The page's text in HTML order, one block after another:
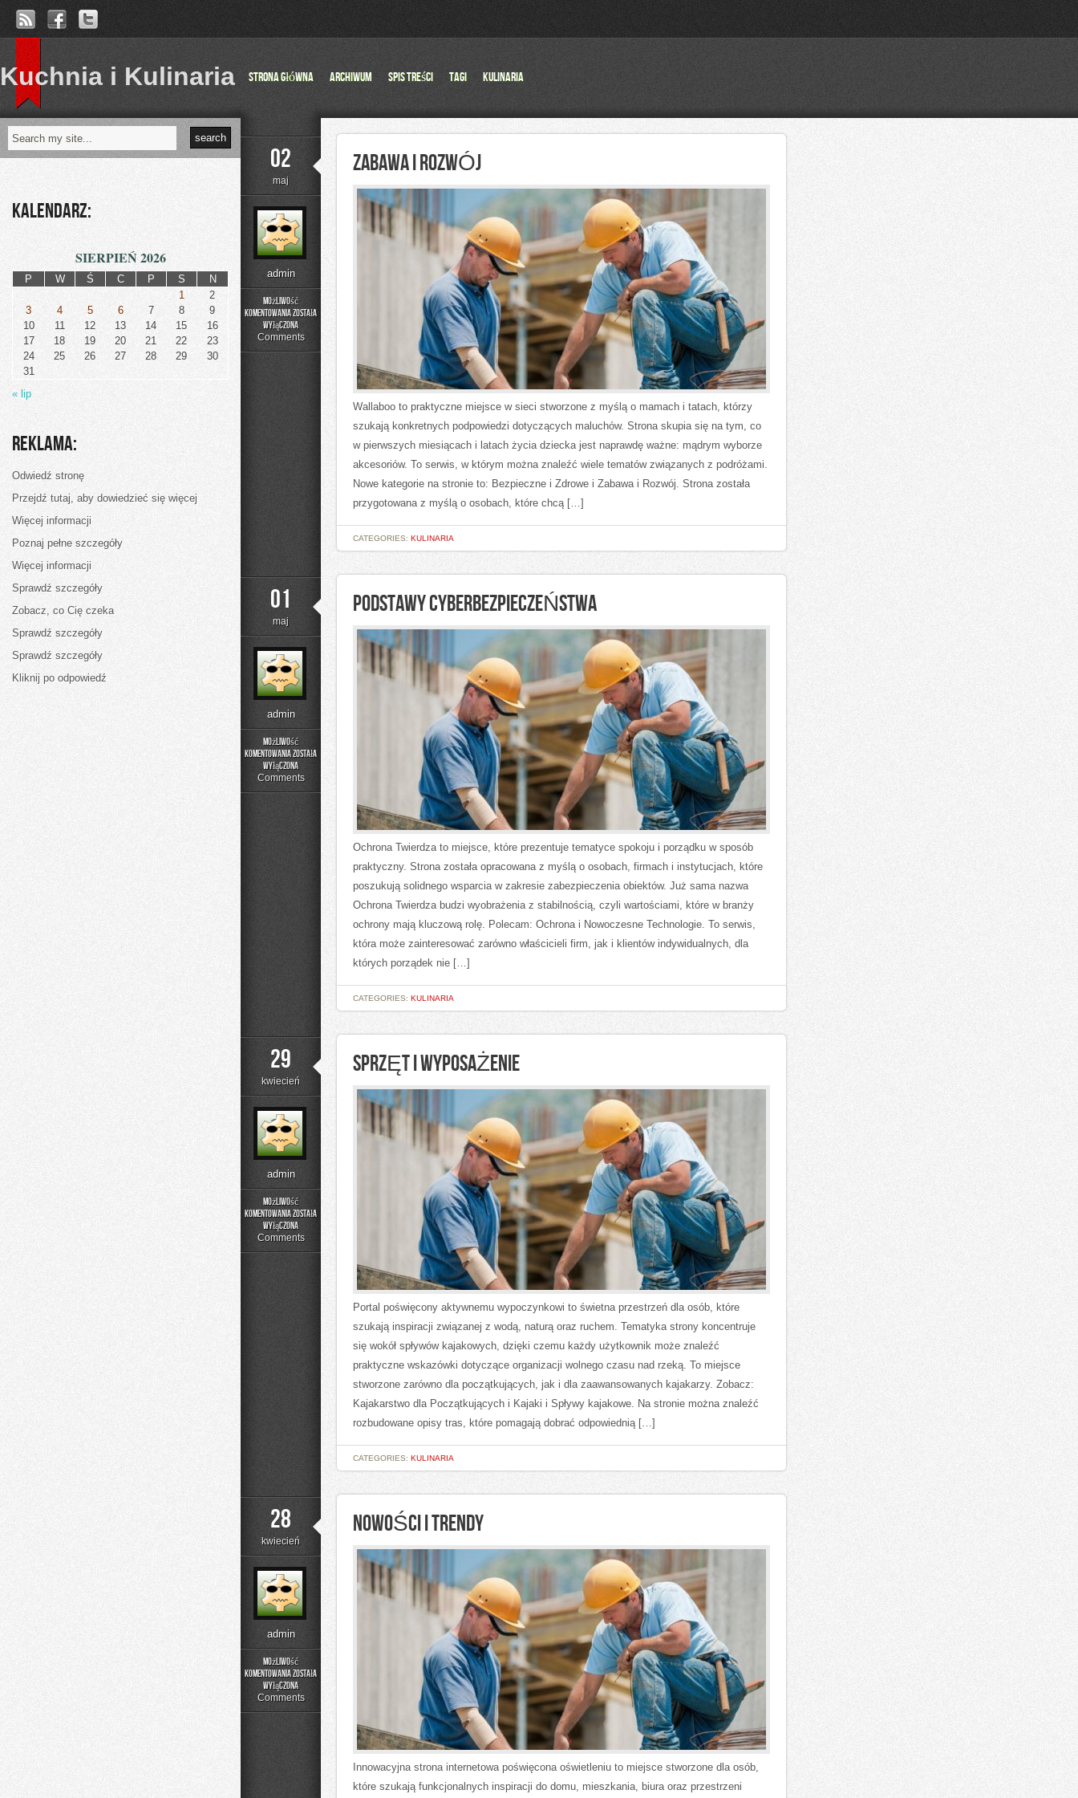
Kuchnia i Kulinaria Strona główna Archiwum Spis Treści Tagi Kulinaria
02
maj
admin
Możliwość
komentowania
Zabawa
Rozwój
została
wyłączona
Comments
ZABAWA I ROZWÓJ
Wallaboo to praktyczne miejsce w sieci stworzone z myślą o mamach i tatach, którzy
szukają konkretnych podpowiedzi dotyczących maluchów. Strona skupia się na tym, co
w pierwszych miesiącach i latach życia dziecka jest naprawdę ważne: mądrym wyborze
akcesoriów. To serwis, w którym można znaleźć wiele tematów związanych z podróżami.
Nowe kategorie na stronie to: Bezpieczne i Zdrowe i Zabawa i Rozwój. Strona została
przygotowana z myślą o osobach, które chcą […]
CATEGORIES: KULINARIA
01
maj
admin
Możliwość
komentowania
Podstawy
Cyberbezpieczeństwa
została
wyłączona
Comments
PODSTAWY CYBERBEZPIECZEŃSTWA
Ochrona Twierdza to miejsce, które prezentuje tematyce spokoju i porządku w sposób
praktyczny. Strona została opracowana z myślą o osobach, firmach i instytucjach, które
poszukują solidnego wsparcia w zakresie zabezpieczenia obiektów. Już sama nazwa
Ochrona Twierdza budzi wyobrażenia z stabilnością, czyli wartościami, które w branży
ochrony mają kluczową rolę. Polecam: Ochrona i Nowoczesne Technologie. To serwis,
która może zainteresować zarówno właścicieli firm, jak i klientów indywidualnych, dla
których porządek nie […]
CATEGORIES: KULINARIA
29
kwiecień
admin
Możliwość
komentowania
Wyposażenie
została
wyłączona
Comments
SPRZĘT I WYPOSAŻENIE
Portal poświęcony aktywnemu wypoczynkowi to świetna przestrzeń dla osób, które
szukają inspiracji związanej z wodą, naturą oraz ruchem. Tematyka strony koncentruje
się wokół spływów kajakowych, dzięki czemu każdy użytkownik może znaleźć
praktyczne wskazówki dotyczące organizacji wolnego czasu nad rzeką. To miejsce
stworzone zarówno dla początkujących, jak i dla zaawansowanych kajakarzy. Zobacz:
Kajakarstwo dla Początkujących i Kajaki i Spływy kajakowe. Na stronie można znaleźć
rozbudowane opisy tras, które pomagają dobrać odpowiednią […]
CATEGORIES: KULINARIA
28
kwiecień
admin
Możliwość
komentowania
Nowości
Trendy
została
wyłączona
Comments
NOWOŚCI I TRENDY
Innowacyjna strona internetowa poświęcona oświetleniu to miejsce stworzone dla osób,
które szukają funkcjonalnych inspiracji do domu, mieszkania, biura oraz przestrzeni
Kalendarz:
SIERPIEŃ 2026
P W Ś C P S
N
1
2
3
4 5 6 7 8
9
10
11 12 13 14 15
16
17
18 19 20 21 22
23
24
25 26 27 28 29
30
31
« lip
Reklama:
Odwiedź stronę
Przejdź tutaj, aby dowiedzieć się więcej
Więcej informacji
Poznaj pełne szczegóły
Więcej informacji
Sprawdź szczegóły
Zobacz, co Cię czeka
Sprawdź szczegóły
Sprawdź szczegóły
Kliknij po odpowiedź